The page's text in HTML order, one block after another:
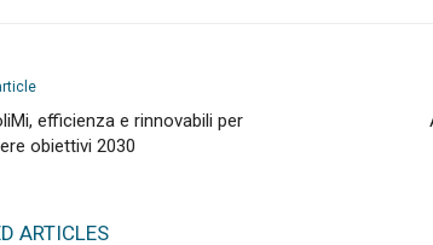
efficienza e rinnovabili per
obiettivi 2030
ARTICLES